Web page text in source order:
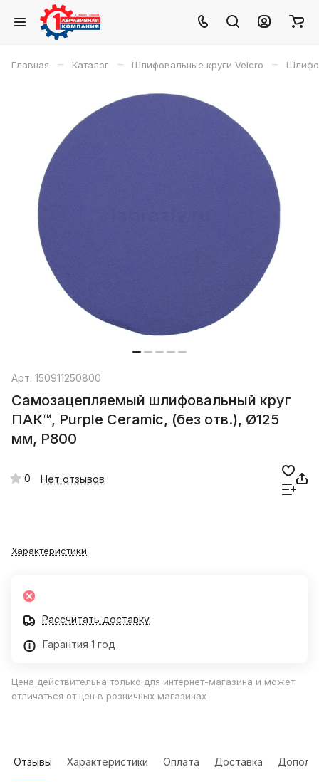
Главная – Каталог – Шлифовальные круги Velcro –
Арт. 150911250800
Самозацепляемый шлифовальный круг
ПАК™, Purple Сeramic, (без отв.), Ø125
мм, Р800
0 Нет отзывов
Характеристики
Рассчитать доставку
Гарантия 1 год
Цена действительна только для интернет-магазина и может
отличаться от цен в розничных магазинах
Отзывы Характеристики Оплата Доставка